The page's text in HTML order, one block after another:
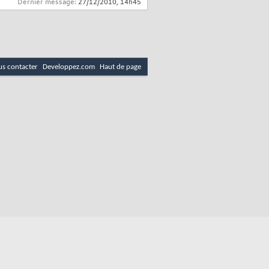
Dernier message: 27/12/2010, 14h45
contacter Developpez.com Haut de page